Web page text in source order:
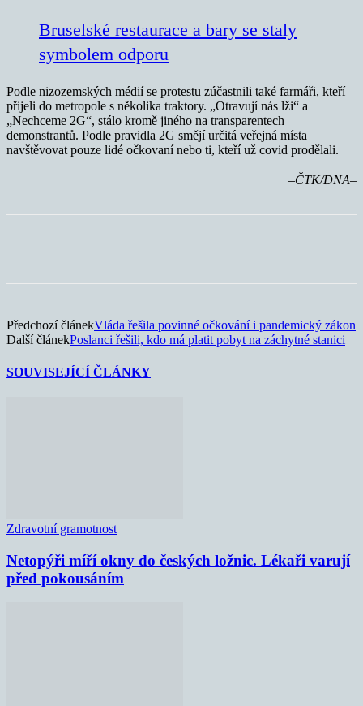
Bruselské restaurace a bary se staly
symbolem odporu
Podle nizozemských médií se protestu zúčastnili také farmáři, kteří
přijeli do metropole s několika traktory. „Otravují nás lži“ a
„Nechceme 2G“, stálo kromě jiného na transparentech
demonstrantů. Podle pravidla 2G smějí určitá veřejná místa
navštěvovat pouze lidé očkovaní nebo ti, kteří už covid prodělali.
–ČTK/DNA–
Předchozí článekVláda řešila povinné očkování i pandemický zákon
Další článekPoslanci řešili, kdo má platit pobyt na záchytné stanici
SOUVISEJÍCÍ ČLÁNKY
Zdravotní gramotnost
Netopýři míří okny do českých ložnic. Lékaři varují
před pokousáním